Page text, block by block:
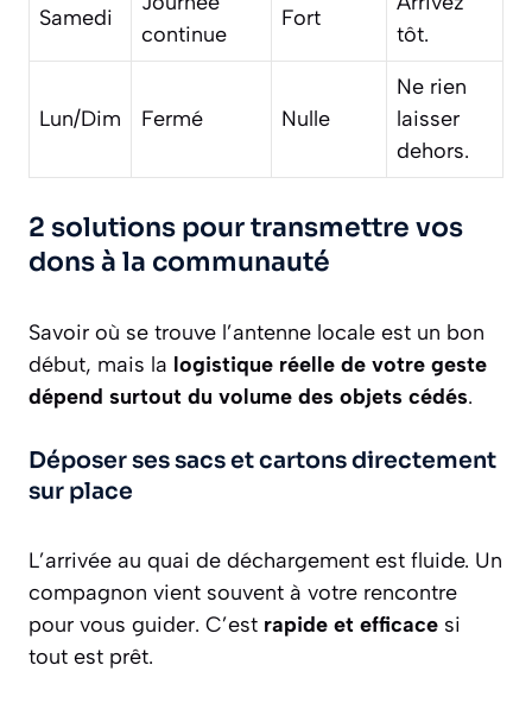
Samedi
continue
Fort
tôt.
Lun/Dim Fermé Nulle
Ne rien
laisser
dehors.
2 solutions pour transmettre vos
dons à la communauté
Savoir où se trouve l’antenne locale est un bon
début, mais la logistique réelle de votre geste
dépend surtout du volume des objets cédés.
Déposer ses sacs et cartons directement
sur place
L’arrivée au quai de déchargement est fluide. Un
compagnon vient souvent à votre rencontre
pour vous guider. C’est rapide et efficace si
tout est prêt.